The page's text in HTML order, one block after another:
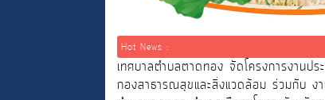
Hot News :
เทศบาลตำบลตาดทอง จัดโครงการงาน
กองสาธารณสุขและสิ่งแวดล้อม ร่วมกับ ง